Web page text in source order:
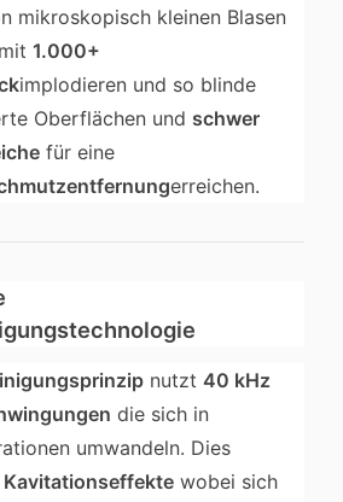
mikroskopisch kleinen Blasen
1.000+
implodieren und so blinde
Oberflächen und schwer
für eine
erreichen.
nutzt 40 kHz
die sich in
umwandeln. Dies
Kavitationseffekte wobei sich